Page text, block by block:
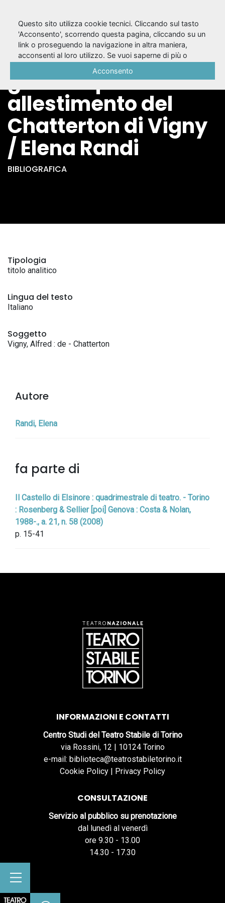
La centralità del
gesto : il primo
allestimento del
Chatterton di Vigny
/ Elena Randi
BIBLIOGRAFICA
Tipologia
titolo analitico
Lingua del testo
Italiano
Soggetto
Vigny, Alfred : de - Chatterton
Autore
Randi, Elena
fa parte di
Il Castello di Elsinore : quadrimestrale di teatro. - Torino
: Rosenberg & Sellier [poi] Genova : Costa & Nolan,
1988-., a. 21, n. 58 (2008)
p. 15-41
INFORMAZIONI E CONTATTI
Centro Studi del Teatro Stabile di Torino
via Rossini, 12 | 10124 Torino
e-mail: biblioteca@teatrostabiletorino.it
Cookie Policy | Privacy Policy
CONSULTAZIONE
Servizio al pubblico su prenotazione
dal lunedì al venerdì
ore 9.30 - 13.00
14.30 - 17.30
Questo sito utilizza cookie tecnici. Cliccando sul tasto
'Acconsento', scorrendo questa pagina, cliccando su un
link o proseguendo la navigazione in altra maniera,
acconsenti al loro utilizzo. Se vuoi saperne di più o
Acconsento